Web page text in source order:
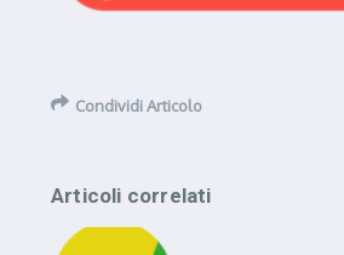
Condividi Articolo
Articoli correlati